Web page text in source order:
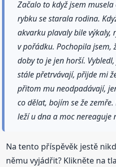
Začalo to když jsem
rybku se starala rodina.
akvarku plavaly bile
v pořádku. Pochopila jsem,
doby to je jen horší.
stále přetrvávají, přijde mi
přitom mu neodpadávají,
co dělat, bojím se že
leží u dna a moc nereaguje
Na tento příspěvěk jestě
němu vyjádřit? Klikněte na